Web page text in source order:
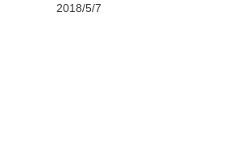
2018/5/7